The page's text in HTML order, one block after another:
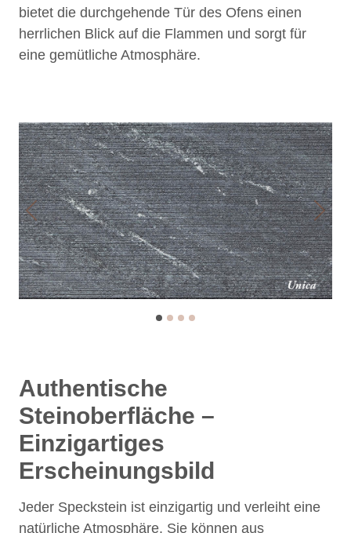
bietet die durchgehende Tür des Ofens einen
herrlichen Blick auf die Flammen und sorgt für
eine gemütliche Atmosphäre.
Previous Next
Authentische
Steinoberfläche –
Einzigartiges
Erscheinungsbild
Jeder Speckstein ist einzigartig und verleiht eine
natürliche Atmosphäre. Sie können aus